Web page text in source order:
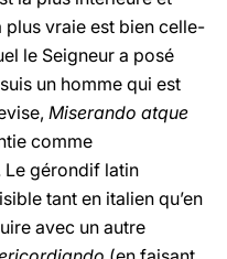
plus vraie est bien celle-
le Seigneur a posé
un homme qui est
Miserando atque
comme
gérondif latin
tant en italien qu’en
avec un autre